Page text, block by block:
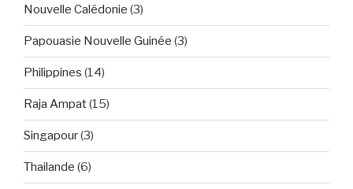
Nouvelle Calédonie (3)
Papouasie Nouvelle Guinée (3)
Philippines (14)
Raja Ampat(15)
Singapour(3)
Thailande (6)